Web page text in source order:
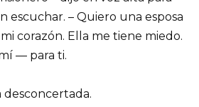
escuchar. – Quiero una esposa
corazón. Ella me tiene miedo.
— para ti.
desconcertada.